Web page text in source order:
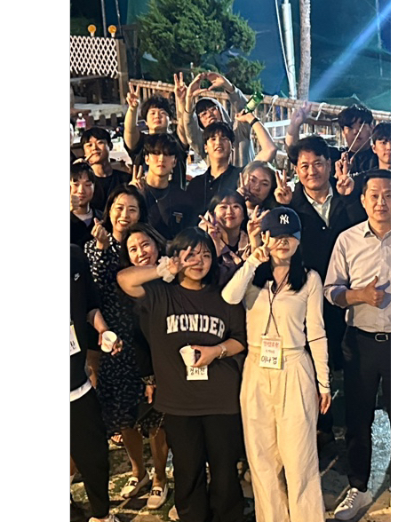
2024학년도 호텔경영학과 MT
2024.05.30 장서진